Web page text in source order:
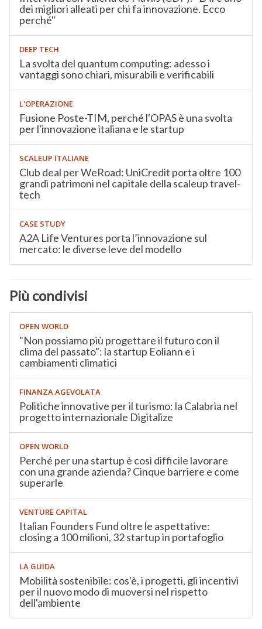
dei migliori alleati per chi fa innovazione. Ecco
perché"
DEEP TECH
La svolta del quantum computing: adesso i
vantaggi sono chiari, misurabili e verificabili
L'OPERAZIONE
Fusione Poste-TIM, perché l'OPAS è una svolta
per l'innovazione italiana e le startup
SCALEUP ITALIANE
Club deal per WeRoad: UniCredit porta oltre 100
grandi patrimoni nel capitale della scaleup travel-
tech
CASE STUDY
A2A Life Ventures porta l’innovazione sul
mercato: le diverse leve del modello
Più condivisi
OPEN WORLD
"Non possiamo più progettare il futuro con il
clima del passato": la startup Eoliann e i
cambiamenti climatici
FINANZA AGEVOLATA
Politiche innovative per il turismo: la Calabria nel
progetto internazionale Digitalize
OPEN WORLD
Perché per una startup è così difficile lavorare
con una grande azienda? Cinque barriere e come
superarle
VENTURE CAPITAL
Italian Founders Fund oltre le aspettative:
closing a 100 milioni, 32 startup in portafoglio
LA GUIDA
Mobilità sostenibile: cos'è, i progetti, gli incentivi
per il nuovo modo di muoversi nel rispetto
dell'ambiente